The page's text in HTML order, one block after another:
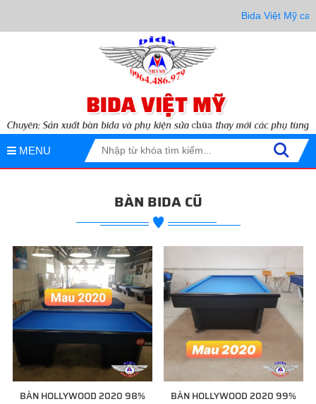
Bida Việt Mỹ cam
MENU
BÀN BIDA CŨ
BÀN HOLLYWOOD 2020 98% BÀN HOLLYWOOD 2020 99%